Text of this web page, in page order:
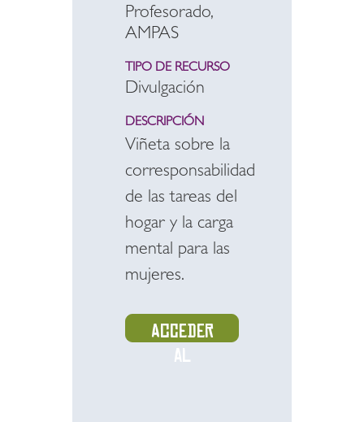
Profesorado,
AMPAS
TIPO DE RECURSO
Divulgación
DESCRIPCIÓN
Viñeta sobre la
corresponsabilidad
de las tareas del
hogar y la carga
mental para las
mujeres.
Acceder
al